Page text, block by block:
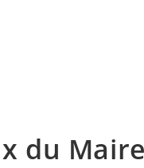
du Maire